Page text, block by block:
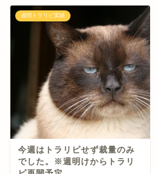
週間トラリピ実績
今週はトラリピせず裁量のみ
でした。※週明けからトラリ